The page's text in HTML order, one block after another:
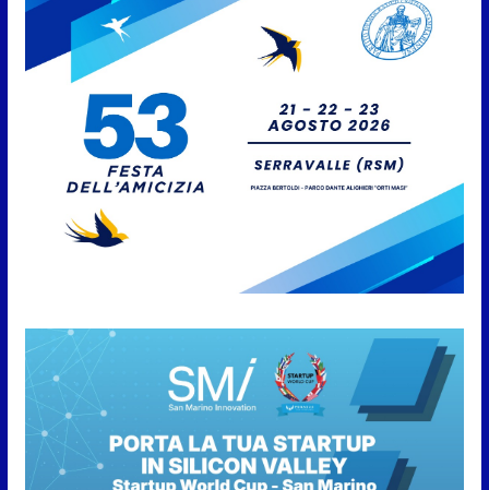
San Marino. Il 2 settembre
riapre la stagione venatoria. Il
calendario, gli orari e le novità
per le specie cacciabili. Da fine
selezione al cinghiale
6 Agosto 2026
Ponte mobile Cattolica-Gabicce
Mare, inaugurata l’opera
6 Agosto 2026